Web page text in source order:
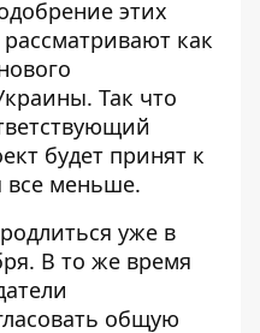
этих
как
Так что
будет принят к
все меньше.
уже в
В то же время
общую